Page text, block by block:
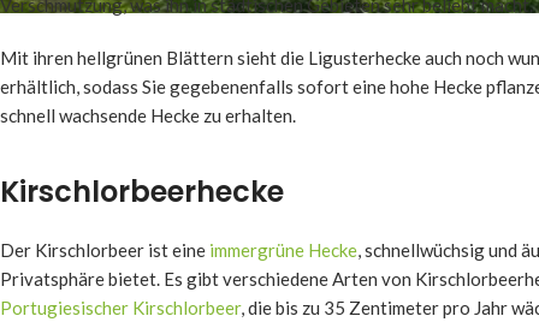
Verschmutzung, was ihn in städtischen Gebieten sehr beliebt macht.
Mit ihren hellgrünen Blättern sieht die Ligusterhecke auch noch
erhältlich, sodass Sie gegebenenfalls sofort eine hohe Hecke
schnell wachsende Hecke zu erhalten.
Kirschlorbeerhecke
Der Kirschlorbeer ist eine immergrüne Hecke, schnellwüchsig und
Privatsphäre bietet. Es gibt verschiedene Arten von
Portugiesischer Kirschlorbeer, die bis zu 35 Zentimeter pro Jahr